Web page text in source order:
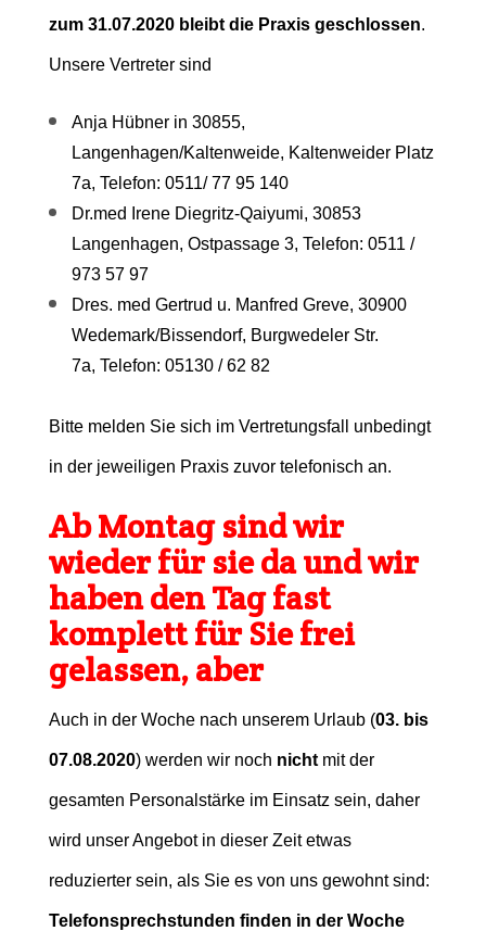
zum 31.07.2020 bleibt die Praxis geschlossen.
Unsere Vertreter sind
Anja Hübner in 30855,
Langenhagen/Kaltenweide, Kaltenweider Platz
7a, Telefon: 0511/ 77 95 140
Dr.med Irene Diegritz-Qaiyumi, 30853
Langenhagen, Ostpassage 3, Telefon: 0511 /
973 57 97
Dres. med Gertrud u. Manfred Greve, 30900
Wedemark/Bissendorf, Burgwedeler Str.
7a, Telefon: 05130 / 62 82
Bitte melden Sie sich im Vertretungsfall unbedingt
in der jeweiligen Praxis zuvor telefonisch an.
Ab Montag sind wir
wieder für sie da und wir
haben den Tag fast
komplett für Sie frei
gelassen, aber
Auch in der Woche nach unserem Urlaub (03. bis
07.08.2020) werden wir noch nichtmit der
gesamten Personalstärke im Einsatz sein, daher
wird unser Angebot in dieser Zeit etwas
reduzierter sein, als Sie es von uns gewohnt sind:
Telefonsprechstunden finden in der Woche